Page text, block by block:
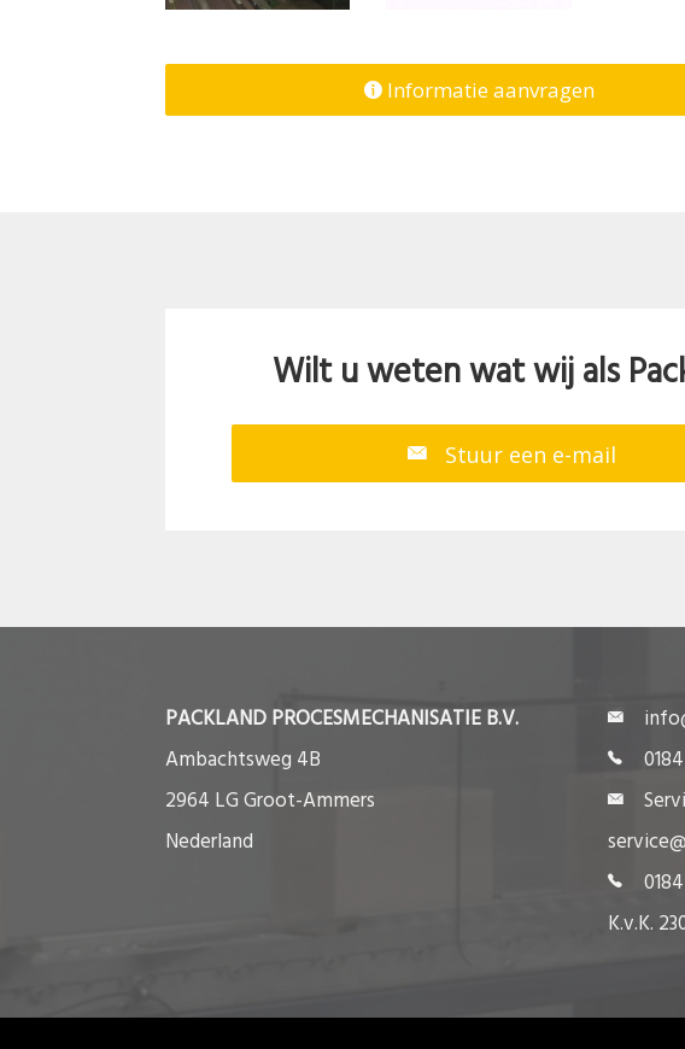
Informatie aanvragen
Wilt u weten wat wij als
Stuur een e-mail
PACKLAND PROCESMECHANISATIE B.V.
Ambachtsweg 4B
2964 LG Groot-Ammers
Nederland
K.v.K.